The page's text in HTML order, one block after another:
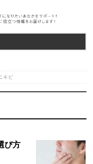
キビ
び方